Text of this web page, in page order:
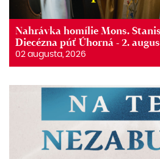
Nahrávka homílie Mons.
Diecézna púť Úhorná - 2.
02 augusta, 2026